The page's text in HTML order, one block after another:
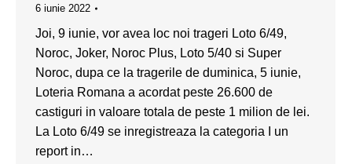
6 iunie 2022
Joi, 9 iunie, vor avea loc noi trageri Loto 6/49,
Noroc, Joker, Noroc Plus, Loto 5/40 si Super
Noroc, dupa ce la tragerile de duminica, 5 iunie,
Loteria Romana a acordat peste 26.600 de
castiguri in valoare totala de peste 1 milion de lei.
La Loto 6/49 se inregistreaza la categoria I un
report in…